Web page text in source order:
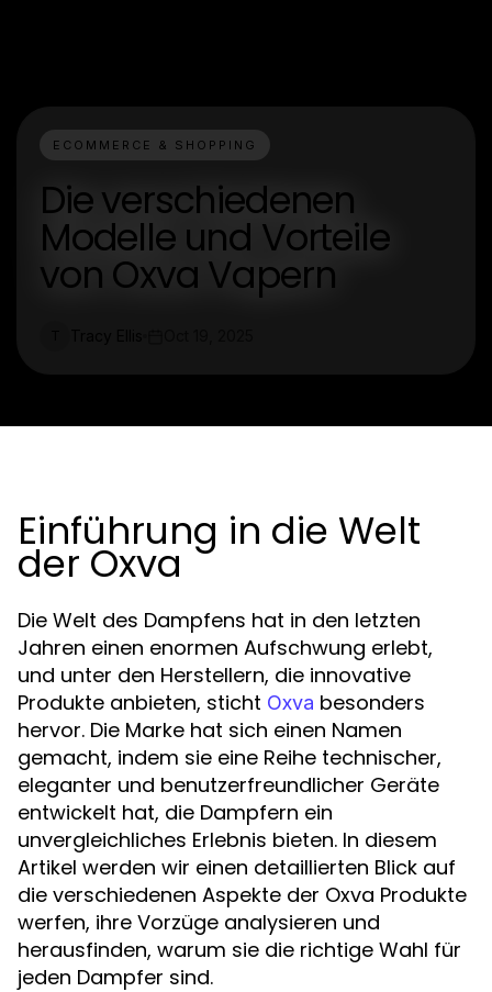
ECOMMERCE & SHOPPING
Die verschiedenen
Modelle und Vorteile
von Oxva Vapern
Einführung in die Welt
der Oxva
Die Welt des Dampfens hat in den letzten
Jahren einen enormen Aufschwung erlebt,
und unter den Herstellern, die innovative
Produkte anbieten, sticht Oxva besonders
hervor. Die Marke hat sich einen Namen
gemacht, indem sie eine Reihe technischer,
eleganter und benutzerfreundlicher Geräte
entwickelt hat, die Dampfern ein
unvergleichliches Erlebnis bieten. In diesem
Artikel werden wir einen detaillierten Blick auf
die verschiedenen Aspekte der Oxva Produkte
werfen, ihre Vorzüge analysieren und
herausfinden, warum sie die richtige Wahl für
jeden Dampfer sind.